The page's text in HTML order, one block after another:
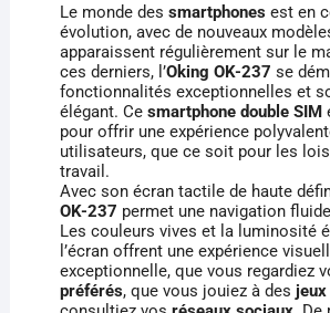
Le monde des smartphonesest en
évolution, avec de nouveaux
apparaissent régulièrement sur le
ces derniers, l’Oking OK-237 se
fonctionnalités exceptionnelles et
élégant. Ce smartphone double SIM
pour offrir une expérience
utilisateurs, que ce soit pour les
travail.
Avec son écran tactile de haute
OK-237 permet une navigation
Les couleurs vives et la luminosité
l’écran offrent une expérience
exceptionnelle, que vous regardiez
préférés, que vous jouiez à des jeux